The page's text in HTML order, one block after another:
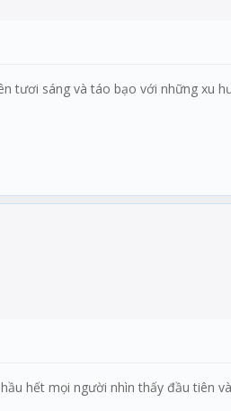
tươi sáng và táo bạo với những
hết mọi người nhìn thấy đầu tiên